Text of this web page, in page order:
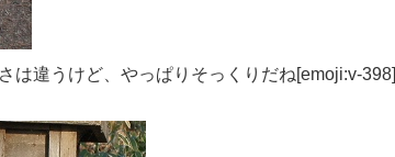
は違うけど、やっぱりそっくりだね[emoji:v-398]